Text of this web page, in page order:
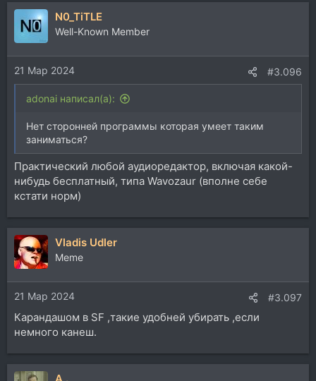
N0_TiTLE
Well-Known Member
21 Мар 2024 #3.096
adonai написал(а):
Нет сторонней программы которая умеет таким
заниматься?
Практический любой аудиоредактор, включая какой-
нибудь бесплатный, типа Wavozaur (вполне себе
кстати норм)
Vladis Udler
Memе
21 Мар 2024 #3.097
Карандашом в SF ,такие удобней убирать ,если
немного канеш.